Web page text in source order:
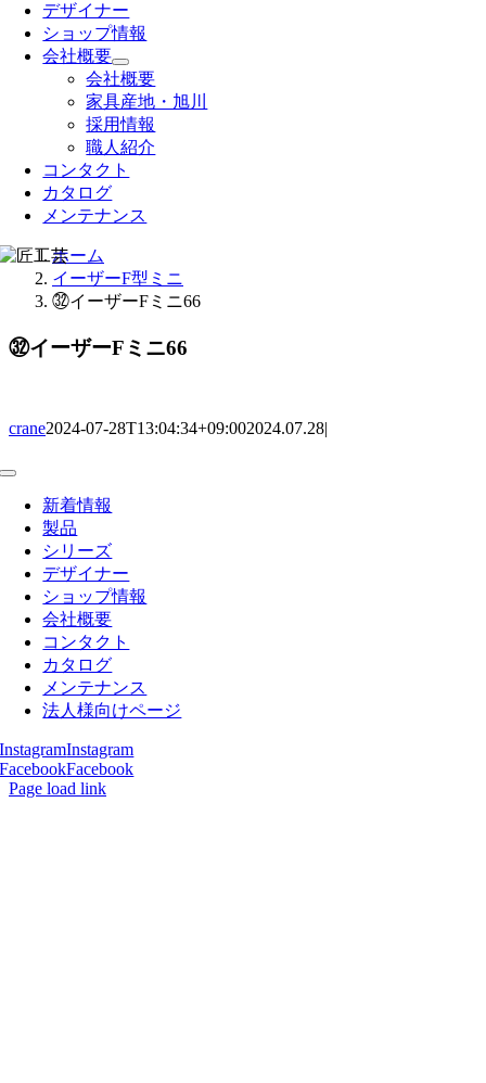
デザイナー
ショップ情報
会社概要
会社概要
家具産地・旭川
採用情報
職人紹介
コンタクト
カタログ
メンテナンス
ホーム
イーザーF型ミニ
㉜イーザーFミニ66
㉜イーザーFミニ66
crane2024-07-28T13:04:34+09:002024.07.28|
Toggle
Navigation新着情報
製品
シリーズ
デザイナー
ショップ情報
会社概要
コンタクト
カタログ
メンテナンス
法人様向けページ
InstagramInstagram
FacebookFacebook
Page load link